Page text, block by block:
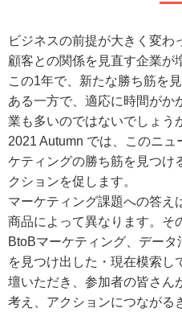
ビジネスの前提が大きく変
顧客との関係を見直す企業が
この1年で、新たな勝ち筋を
ある一方で、適応に時間がか
業も多いのではないでしょう
2021 Autumn では、このニ
ケティングの勝ち筋を見つけ
クションを促します。
マーケティング課題への答え
商品によって異なります。そ
BtoBマーケティング、デー
を見つけ出した・現在模索し
壇いただき、参加者の皆さん
考え、アクションにつながる